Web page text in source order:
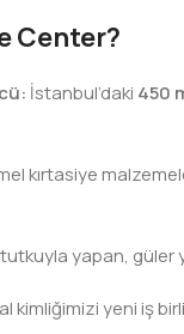
Center?
İstanbul’daki 450
kırtasiye
yapan, güler
kimliğimizi yeni iş